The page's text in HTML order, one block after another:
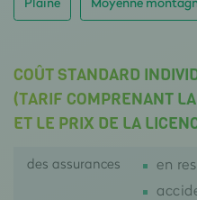
COÛT STANDARD
(TARIF COMPRENANT
ET LE PRIX DE LA
des assurances
en